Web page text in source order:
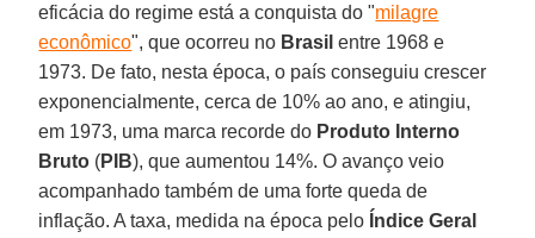
eficácia do regime está a conquista do "milagre
econômico", que ocorreu no Brasil entre 1968 e
1973. De fato, nesta época, o país conseguiu crescer
exponencialmente, cerca de 10% ao ano, e atingiu,
em 1973, uma marca recorde do Produto Interno
Bruto (PIB), que aumentou 14%. O avanço veio
acompanhado também de uma forte queda de
inflação. A taxa, medida na época pelo Índice Geral